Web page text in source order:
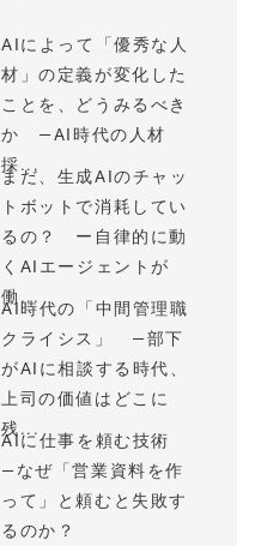
AIによって「優秀な人
材」の定義が変化した
ことを、どうみるべき
か —AI時代の人材
採...
まだ、生成AIのチャッ
トボットで消耗してい
るの？ ー自律的に動
くAIエージェントが
働...
AI時代の「中間管理職
クライシス」 —部下
がAIに相談する時代、
上司の価値はどこに
残...
AIに仕事を頼む技術
—なぜ「営業資料を作
って」と頼むと失敗す
るのか？